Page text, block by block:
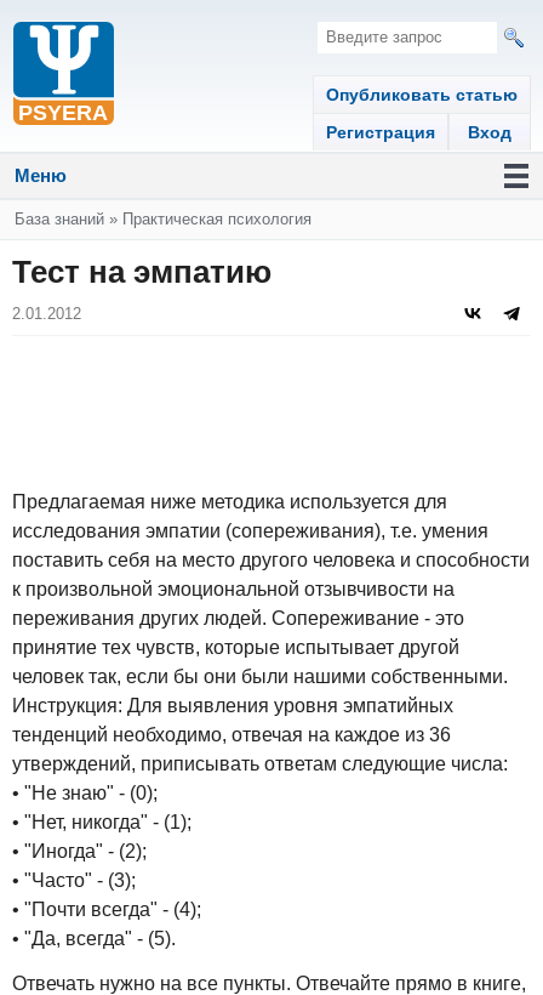
Опубликовать статью
Регистрация
Вход
Меню
Вы здесь
База знаний » Практическая психология
Тест на эмпатию
2.01.2012
Предлагаемая ниже методика используется для
исследования эмпатии (сопереживания), т.е. умения
поставить себя на место другого человека и способности
к произвольной эмоциональной отзывчивости на
переживания других людей. Сопереживание - это
принятие тех чувств, которые испытывает другой
человек так, если бы они были нашими собственными.
Инструкция: Для выявления уровня эмпатийных
тенденций необходимо, отвечая на каждое из 36
утверждений, приписывать ответам следующие числа:
• "Не знаю" - (0);
• "Нет, никогда" - (1);
• "Иногда" - (2);
• "Часто" - (3);
• "Почти всегда" - (4);
• "Да, всегда" - (5).
Отвечать нужно на все пункты. Отвечайте прямо в книге,